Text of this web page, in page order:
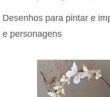
Desenhos para pintar e
e personagens